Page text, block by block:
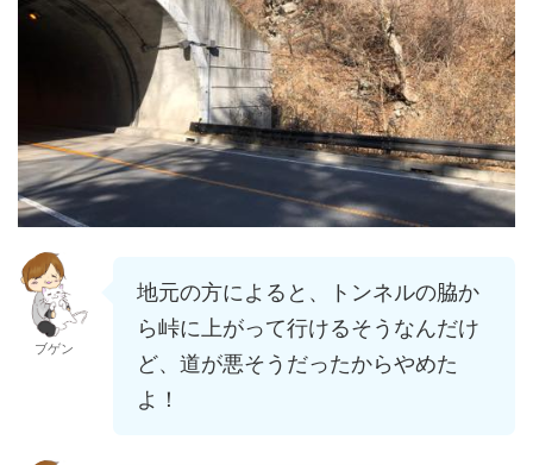
ブゲン
地元の方によると、トンネルの脇か
ら峠に上がって行けるそうなんだけ
ど、道が悪そうだったからやめた
よ！